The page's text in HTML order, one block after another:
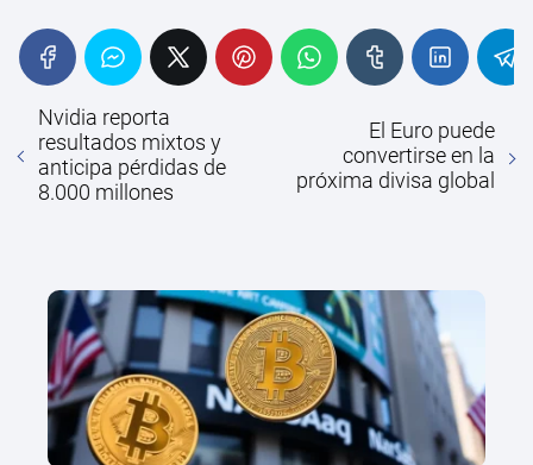
Nvidia reporta
resultados mixtos y
anticipa pérdidas de
8.000 millones
El Euro puede
convertirse en la
próxima divisa global